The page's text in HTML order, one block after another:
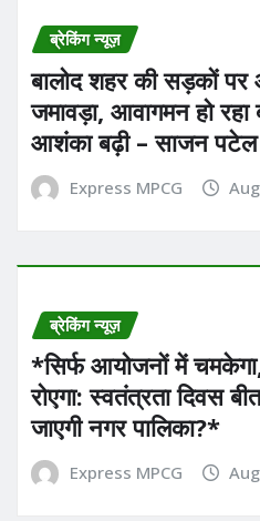
ब्रेकिंग न्यूज़
बालोद शहर की सड़कों पर
जमावड़ा, आवागमन हो
आशंका बढ़ी – साजन पटेल
Express MPCG
ब्रेकिंग न्यूज़
*सिर्फ आयोजनों में
रोएगा: स्वतंत्रता दिवस
जाएगी नगर पालिका?*
Express MPCG